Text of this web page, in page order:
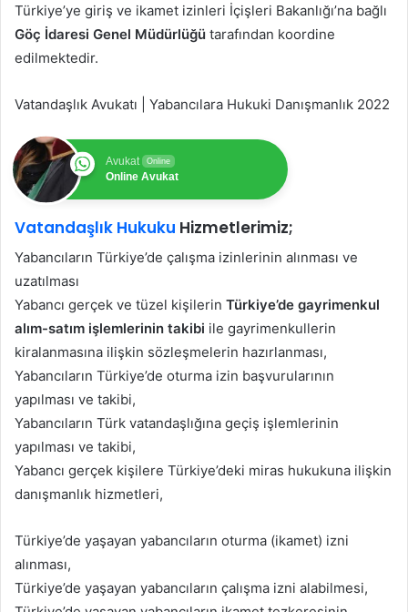
Türkiye’ye giriş ve ikamet izinleri İçişleri Bakanlığı’na bağlı
Göç İdaresi Genel Müdürlüğü tarafından koordine
edilmektedir.
Vatandaşlık Avukatı | Yabancılara Hukuki Danışmanlık 2022
Avukat Online
Online Avukat
Vatandaşlık Hukuku Hizmetlerimiz;
Yabancıların Türkiye’de çalışma izinlerinin alınması ve
uzatılması
Yabancı gerçek ve tüzel kişilerin Türkiye’de gayrimenkul
alım-satım işlemlerinin takibi ile gayrimenkullerin
kiralanmasına ilişkin sözleşmelerin hazırlanması,
Yabancıların Türkiye’de oturma izin başvurularının
yapılması ve takibi,
Yabancıların Türk vatandaşlığına geçiş işlemlerinin
yapılması ve takibi,
Yabancı gerçek kişilere Türkiye’deki miras hukukuna ilişkin
danışmanlık hizmetleri,
Türkiye’de yaşayan yabancıların oturma (ikamet) izni
alınması,
Türkiye’de yaşayan yabancıların çalışma izni alabilmesi,